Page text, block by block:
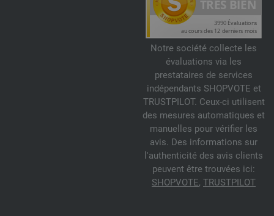
Notre société collecte les
évaluations via les
prestataires de services
indépendants SHOPVOTE et
TRUSTPILOT. Ceux-ci utilisent
des mesures automatiques et
manuelles pour vérifier les
avis. Des informations sur
l'authenticité des avis clients
peuvent être trouvées ici:
SHOPVOTE, TRUSTPILOT